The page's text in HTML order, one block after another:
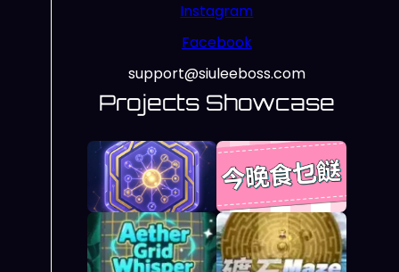
Instagram
Facebook
support@siuleeboss.com
Projects Showcase